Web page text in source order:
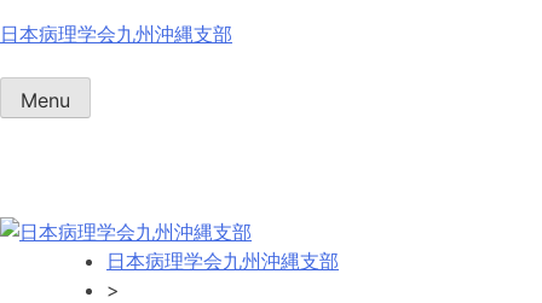
Skip
content
日本病理学会九州沖縄支部
Menu
日本病理学会九州沖縄支部
>